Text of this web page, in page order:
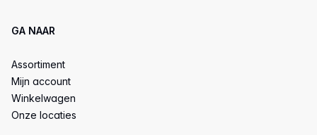
GA NAAR
Assortiment
Mijn account
Winkelwagen
Onze locaties